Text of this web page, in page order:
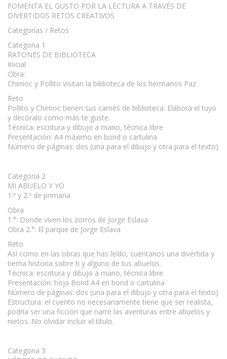
FOMENTA EL GUSTO POR LA LECTURA A TRAVÉS DE
DIVERTIDOS RETOS CREATIVOS
Categorías / Retos
Categoria 1
RATONES DE BIBLIOTECA
Inicial
Obra:
Chimoc y Pollito visitan la biblioteca de los hermanos Paz
Reto
Pollito y Chimoc tienen sus carnés de biblioteca. Elabora el tuyo
y decóralo como más te guste.
Técnica: escritura y dibujo a mano, técnica libre
Presentación: A4 máximo en bond o cartulina
Número de páginas: dos (una para el dibujo y otra para el texto)
Categoria 2
MI ABUELO Y YO
1.º y 2.º de primaria
Obra
1.°: Donde viven los zorros de Jorge Eslava
Obra 2.°: El parque de Jorge Eslava
Reto
Así como en las obras que has leído, cuéntanos una divertida y
tierna historia sobre ti y alguno de tus abuelos.
Técnica: escritura y dibujo a mano, técnica libre
Presentación: hoja Bond A4 en bond o cartulina
Número de páginas: dos (una para el dibujo y otra para el texto)
Estructura: el cuento no necesariamente tiene que ser realista,
podría ser una ficción que narre las aventuras entre abuelos y
nietos. No olvidar incluir el título.
Categoria 3